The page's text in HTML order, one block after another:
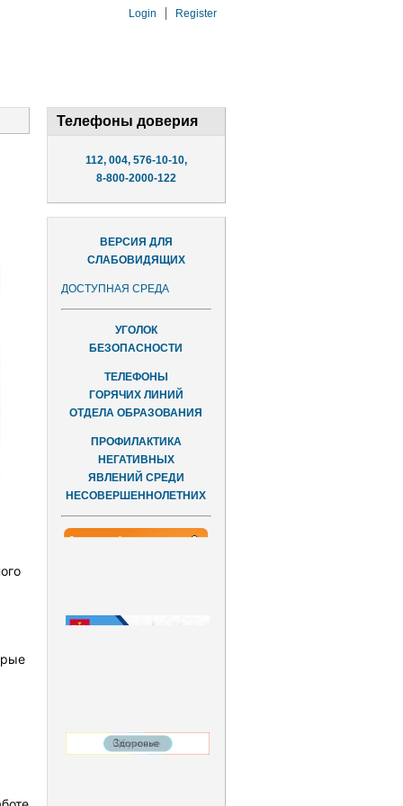
Login Register
Телефоны доверия
112, 004, 576-10-10,
8-800-2000-122
ВЕРСИЯ ДЛЯ
СЛАБОВИДЯЩИХ
ДОСТУПНАЯ СРЕДА
УГОЛОК
БЕЗОПАСНОСТИ
ТЕЛЕФОНЫ
ГОРЯЧИХ ЛИНИЙ
ОТДЕЛА ОБРАЗОВАНИЯ
ПРОФИЛАКТИКА
НЕГАТИВНЫХ
ЯВЛЕНИЙ СРЕДИ
НЕСОВЕРШЕННОЛЕТНИХ